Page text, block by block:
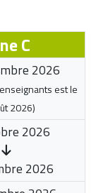
C
2026
est le
2026)
2026
2026